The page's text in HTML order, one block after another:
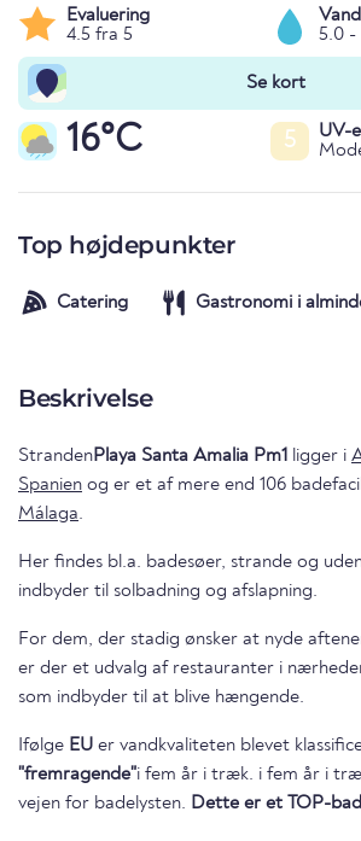
Evaluering
4.5 fra 5
5.0 -
Se kort
16°C 5
UV-
Top højdepunkter
Catering Gastronomi i
Beskrivelse
Stranden Playa Santa Amalia Pm1 ligger i
Spanien og er et af mere end 106
Málaga.
Her findes bl.a. badesøer, strande og
indbyder til solbadning og afslapning.
For dem, der stadig ønsker at nyde
er der et udvalg af restauranter i
som indbyder til at blive hængende.
Ifølge EU er vandkvaliteten blevet
"fremragende"i fem år i træk. i fem år i træk. Så intet står i
vejen for badelysten. Dette er et TOP-